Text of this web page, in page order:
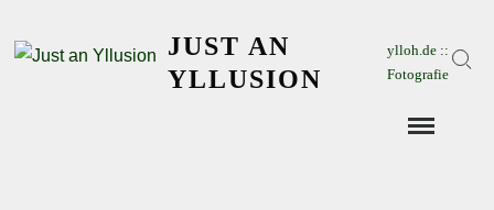
JUST AN
YLLUSION
ylloh.de ::
Fotografie